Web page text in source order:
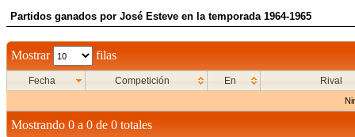
Partidos ganados por José Esteve en la temporada 1964-1965
Mostrar filas
Fecha Competición En Rival
Mostrando 0 a 0 de 0 totales